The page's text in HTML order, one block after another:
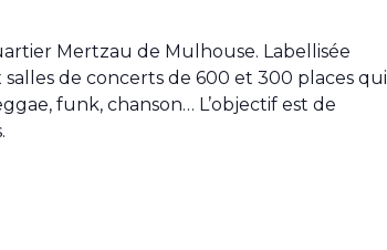
Mertzau de Mulhouse. Labellisée
de concerts de 600 et 300 places qui
funk, chanson… L’objectif est de